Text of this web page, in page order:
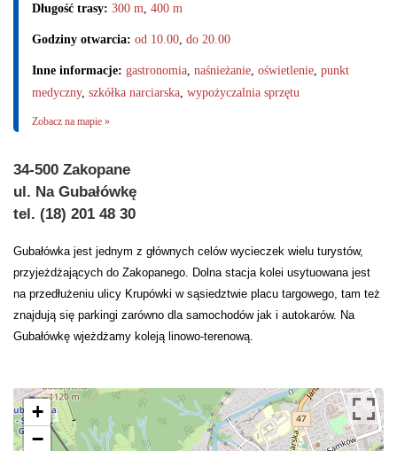
Długość trasy: 300 m 400 m
Godziny otwarcia: od 10.00 do 20.00
Inne informacje: gastronomia naśnieżanie oświetlenie punkt
medyczny, szkółka narciarska wypożyczalnia sprzętu
Zobacz na mapie »
34-500 Zakopane
ul. Na Gubałówkę
tel. (18) 201 48 30
Gubałówka jest jednym z głównych celów wycieczek wielu turystów,
przyjeżdżających do Zakopanego. Dolna stacja kolei usytuowana jest
na przedłużeniu ulicy Krupówki w sąsiedztwie placu targowego, tam też
znajdują się parkingi zarówno dla samochodów jak i autokarów. Na
Gubałówkę wjeżdżamy koleją linowo-terenową.
+
−